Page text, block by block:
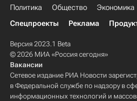
Политика Общество Экономика
Спецпроекты
Реклама
Версия 2023.1 Beta
© 2026 МИА «Россия сегодня»
Вакансии
Сетевое издание РИА Новости
в Федеральной службе по надзору в
информационных технологий и